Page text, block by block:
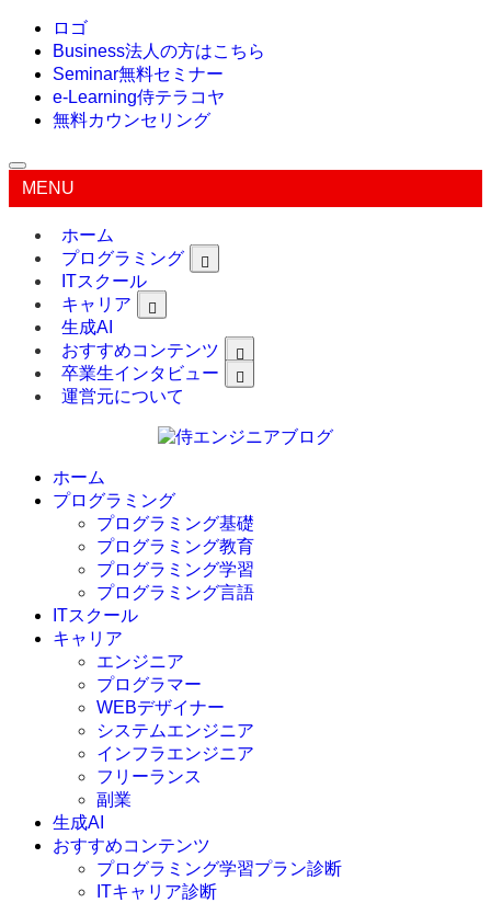
ロゴ
Business法人の方はこちら
Seminar無料セミナー
e-Learning侍テラコヤ
無料カウンセリング
MENU
ホーム
プログラミング
ITスクール
キャリア
生成AI
おすすめコンテンツ
卒業生インタビュー
運営元について
ホーム
プログラミング
プログラミング基礎
プログラミング教育
プログラミング学習
プログラミング言語
C言語
C#
VBA
Go言語
Kotlin
Java
JavaScript
Swift
Ruby
その他言語
ITスクール
キャリア
エンジニア
プログラマー
WEBデザイナー
システムエンジニア
インフラエンジニア
フリーランス
副業
生成AI
おすすめコンテンツ
プログラミング学習プラン診断
ITキャリア診断